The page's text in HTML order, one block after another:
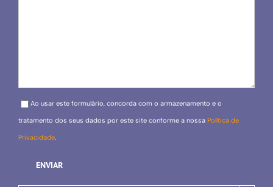
Please leave this field empty.
Ao usar este formulário, concorda com o armazenamento e o
tratamento dos seus dados por este site conforme a nossa Política de
Privacidade.